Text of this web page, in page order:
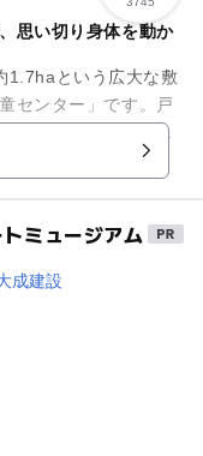
思い切り身体を動か
1.7haという広大な敷
センター」です。戸
、親子連れに人気の
ミュージアム